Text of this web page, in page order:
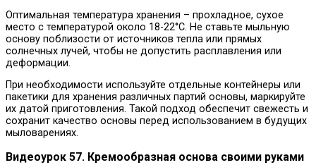
Оптимальная температура хранения – прохладное, сухое
место с температурой около 18-22°C. Не ставьте мыльную
основу поблизости от источников тепла или прямых
солнечных лучей, чтобы не допустить расплавления или
деформации.
При необходимости используйте отдельные контейнеры или
пакетики для хранения различных партий основы, маркируйте
их датой приготовления. Такой подход обеспечит свежесть и
сохранит качество основы перед использованием в будущих
мыловарениях.
Видеоурок 57. Кремообразная основа своими руками